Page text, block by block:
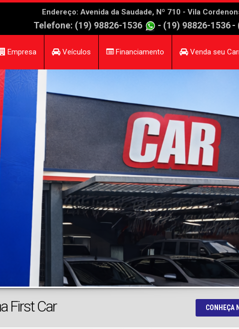
Endereço: Avenida da Saudade, Nº 710 - Vila
Telefone: (19) 98826-1536 - (19) 98826-1536-
Empresa Veículos Financiamento Venda seu
First Car CONHEÇA